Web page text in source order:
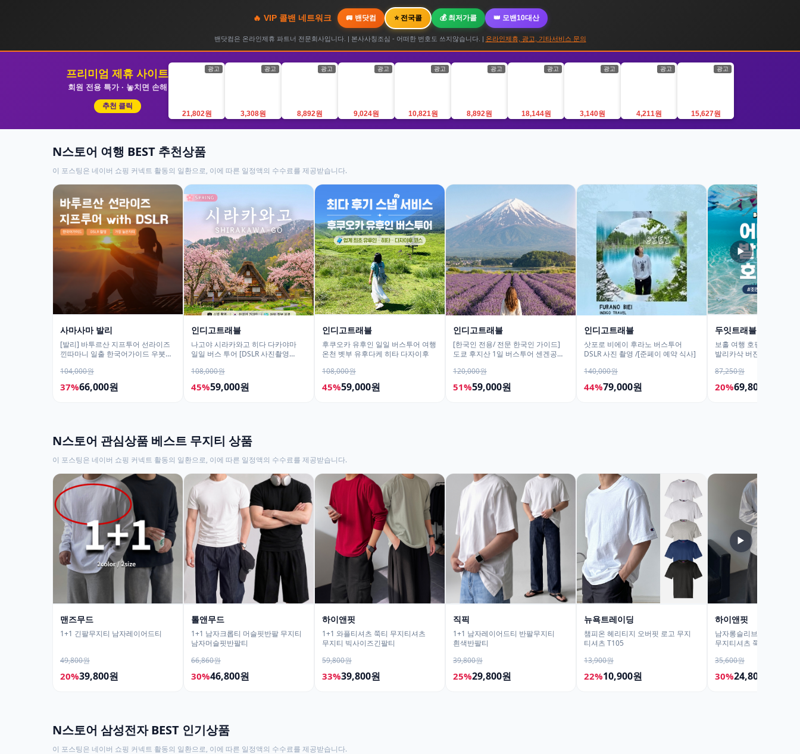
🔥 VIP 콜밴 네트워크 🚐 밴닷컴 ⭐ 전국콜 💰 최저가콜 👑 모밴10대산
밴닷컴은 온라인제휴 파트너 전문회사입니다. | 본사사칭조심 - 어떠한 번호도 쓰지않습니다. | 온라인제휴, 광고, 기타서비스 문의
프리미엄 제휴 사이트
회원 전용 특가 · 놓치면 손해
추천 클릭
광고
21,802원
광고
3,308원
광고
8,892원
광고
9,024원
광고
10,821원
광고
8,892원
광고
18,144원
광고
3,140원
광고
4,211원
광고
15,627원
N스토어 여행 BEST 추천상품
이 포스팅은 네이버 쇼핑 커넥트 활동의 일환으로, 이에 따른 일정액의 수수료를 제공받습니다.
사마사마 발리
[발리] 바투르산 지프투어 선라이즈
낀따마니 일출 한국어가이드 우붓
104,000원
37%66,000원
인디고트래블
나고야 시라카와고 히다 다카야마
일일 버스 투어 [DSLR 사진촬영
108,000원
45%59,000원
인디고트래블
후쿠오카 유후인 일일 버스투어 여행
온천 벳부 유후다케 히타 다자이후
108,000원
45%59,000원
인디고트래블
[한국인 전용/ 전문 한국인 가이드]
도쿄 후지산 1일 버스투어 센겐공원
120,000원
51%59,000원
인디고트래블
삿포로 비에이 후라노 버스투어
DSLR 사진 촬영 /[준페이 예약 식사]
140,000원
44%79,000원
두잇트래블
보홀 여행 호핑투어 어메
발리카삭 버진아일랜드 돌
87,250원
20%69,800원
▶
N스토어 관심상품 베스트 무지티 상품
이 포스팅은 네이버 쇼핑 커넥트 활동의 일환으로, 이에 따른 일정액의 수수료를 제공받습니다.
맨즈무드
1+1 긴팔무지티 남자레이어드티
49,800원
20%39,800원
톨앤무드
1+1 남자크롭티 머슬핏반팔 무지티
남자머슬핏반팔티
66,860원
30%46,800원
하이앤핏
1+1 와플티셔츠 쭉티 무지티셔츠
무지티 빅사이즈긴팔티
59,800원
33%39,800원
직픽
1+1 남자레이어드티 반팔무지티
흰색반팔티
39,800원
25%29,800원
뉴욕트레이딩
챔피온 헤리티지 오버핏 로고 무지
티셔츠 T105
13,900원
22%10,900원
하이앤핏
남자롱슬리브 긴팔무지티
무지티셔츠 쭉티
35,600원
30%24,800원
▶
N스토어 삼성전자 BEST 인기상품
이 포스팅은 네이버 쇼핑 커넥트 활동의 일환으로, 이에 따른 일정액의 수수료를 제공받습니다.